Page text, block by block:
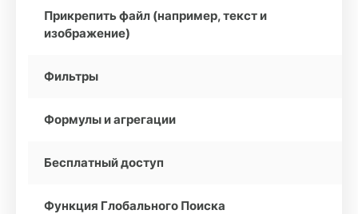
Прикрепить файл (например, текст и
изображение)
Фильтры
Формулы и агрегации
Бесплатный доступ
Функция Глобального Поиска